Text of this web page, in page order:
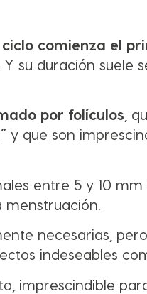
ciclo comienza el
Y su duración suele
por folículos ,
y que son
entre 5 y 10
necesarias,
indeseables
imprescindible